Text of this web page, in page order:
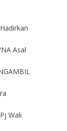
Asal
Wali